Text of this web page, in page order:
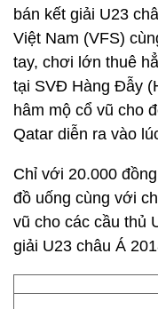
bán kết giải U23
Việt Nam (VFS)
tay, chơi lớn thuê
tại SVĐ Hàng Đẫy
hâm mộ cổ vũ cho
Qatar diễn ra vào
Chỉ với 20.000
đồ uống cùng với
vũ cho các cầu thủ
giải U23 châu Á